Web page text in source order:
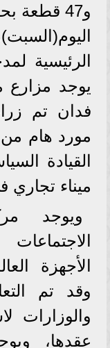
و47 قطعة
فدان تم
مورد هام من
القيادة
ميناء
ويوجد
الأجهزة
وقد تم
والوزارات
عقدها،